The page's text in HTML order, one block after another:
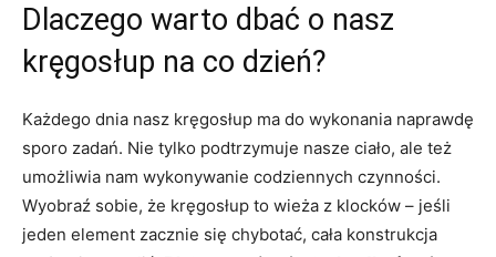
Dlaczego warto dbać o nasz
kręgosłup na co dzień?
Każdego dnia nasz kręgosłup ma do wykonania naprawdę
sporo zadań. Nie tylko podtrzymuje nasze ciało, ale też
umożliwia nam wykonywanie codziennych czynności.
Wyobraź sobie, że kręgosłup to wieża z klocków – jeśli
jeden element zacznie się chybotać, cała konstrukcja